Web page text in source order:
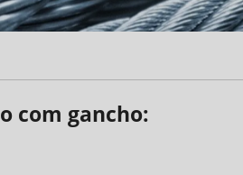
com gancho: